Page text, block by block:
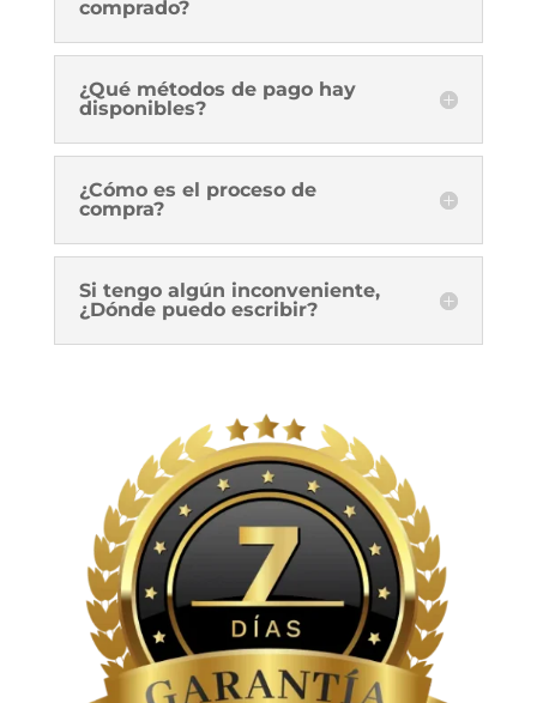
comprado?
¿Qué métodos de pago hay
disponibles?
¿Cómo es el proceso de
compra?
Si tengo algún inconveniente,
¿Dónde puedo escribir?